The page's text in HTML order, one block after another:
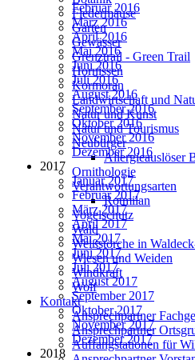
Fledermäuse
Garten
Gewässer
Grenztrail - Green Trail
Hornissen
Kormoran
Landwirtschaft und
Natur und Kunst
Natur und Tourismus
Neubürger
Allergieauslöser
Ornithologie
Verantwortungsarten
Rotmilan
Vogelschutz
Wald
Weißstörche in
Wiesen und Weiden
Windkraft
Wolf
Kontakt
Ansprechpartner
Ansprechpartner
Auffangstationen für
Februar 2016
März 2016
April 2016
Mai 2016
Juni 2016
Juli 2016
August 2016
September 2016
Oktober 2016
November 2016
Dezember 2016
2017
Januar 2017
Februar 2017
März 2017
April 2017
Mai 2017
Juni 2017
Juli 2017
August 2017
September 2017
Oktober 2017
November 2017
Dezember 2017
2018